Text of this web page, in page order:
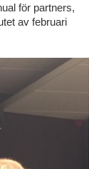
för partners,
av februari